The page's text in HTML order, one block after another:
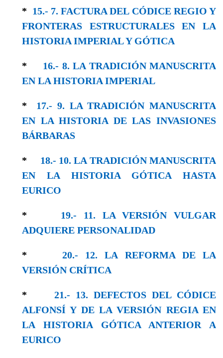
* 15.- 7. FACTURA DEL CÓDICE REGIO Y
FRONTERAS ESTRUCTURALES EN LA
HISTORIA IMPERIAL Y GÓTICA
* 16.- 8. LA TRADICIÓN MANUSCRITA
EN LA HISTORIA IMPERIAL
* 17.- 9. LA TRADICIÓN MANUSCRITA
EN LA HISTORIA DE LAS INVASIONES
BÁRBARAS
* 18.- 10. LA TRADICIÓN MANUSCRITA
EN LA HISTORIA GÓTICA HASTA
EURICO
* 19.- 11. LA VERSIÓN VULGAR
ADQUIERE PERSONALIDAD
* 20.- 12. LA REFORMA DE LA
VERSIÓN CRÍTICA
* 21.- 13. DEFECTOS DEL CÓDICE
ALFONSÍ Y DE LA VERSIÓN REGIA EN
LA HISTORIA GÓTICA ANTERIOR A
EURICO